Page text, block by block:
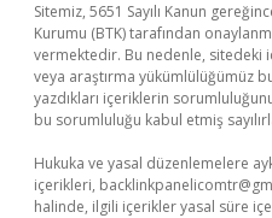
Sitemiz, 5651 Sayılı Kanun
Kurumu (BTK) tarafından
vermektedir. Bu nedenle,
veya araştırma yükümlülüğümüz
yazdıkları içeriklerin
bu sorumluluğu kabul etmiş
Hukuka ve yasal düzenlemelere
içerikleri,
halinde, ilgili içerikler yasal süre